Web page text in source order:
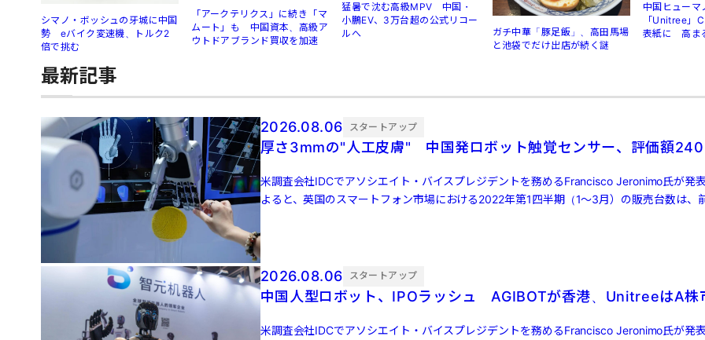
シマノ・ボッシュの牙城に中国
勢 eバイク変速機、トルク2
倍で挑む
「アークテリクス」に続き「マ
ムート」も 中国資本、高級ア
ウトドアブランド買収を加速
猛暑で沈む高級MPV 中国・
小鵬EV、3万台超の公式リコー
ルへ
ガチ中華「豚足飯」、高田馬場
と池袋でだけ出店が続く謎
中国ヒューマ
「Unitree」
表紙に 高ま
最新記事
2026.08.06 スタートアップ
厚さ3mmの"人工皮膚" 中国発ロボット触覚センサー、評価額
米調査会社IDCでアソシエイト・バイスプレジデントを務めるFrancisco Jeronimo氏が発
よると、英国のスマートフォン市場における2022年第1四半期（1～3月）の販売台数は、
2026.08.06 スタートアップ
中国人型ロボット、IPOラッシュ AGIBOTが香港、UnitreeはA株
米調査会社IDCでアソシエイト・バイスプレジデントを務めるFrancisco Jeronimo氏が発